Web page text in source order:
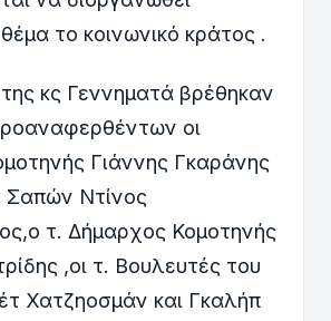
το κοινωνικό κράτος .
της κς Γεννηματά βρέθηκαν
οι
Γιάννης Γκαράνης
Ντίνος
τ. Δήμαρχος Κομοτηνής
,οι τ. Βουλευτές του
Χατζηοσμάν και Γκαλήπ